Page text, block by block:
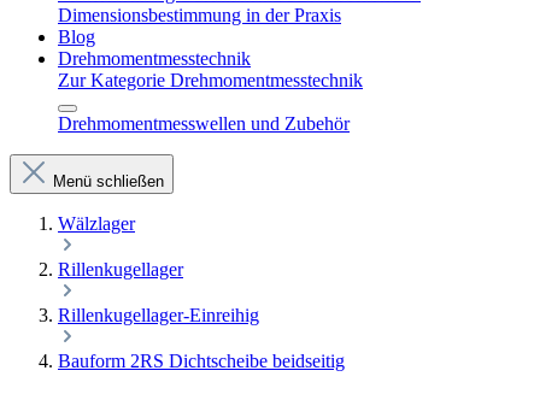
Dimensionsbestimmung in der Praxis
Blog
Drehmomentmesstechnik
Zur Kategorie Drehmomentmesstechnik
Drehmomentmesswellen und Zubehör
Menü schließen
Wälzlager
Rillenkugellager
Rillenkugellager-Einreihig
Bauform 2RS Dichtscheibe beidseitig